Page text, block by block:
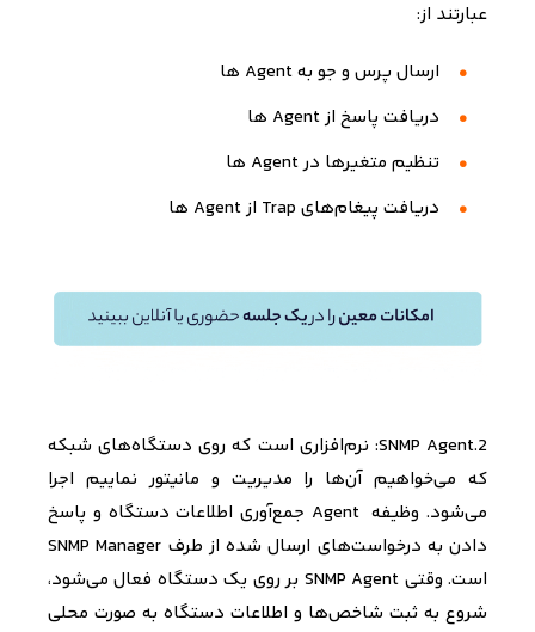
عبارتند از:
ارسال پرس و جو بهAgent ها
دریافت پاسخ ازAgent ها
تنظیم متغیرها درAgent ها
دریافت پیغام‌های Trap ازAgent ها
.2
SNMP Agent
: نرم‌افزاری است که روی دستگاه‌های شبکه
که می­‌خواهیم آن­‌ها را مدیریت و مانیتور نماییم اجرا
می‌شود. وظیفه Agent جمع‌آوری اطلاعات دستگاه و پاسخ
دادن به درخواست‌های ارسال شده از طرف SNMP Manager
است. وقتی SNMP Agent بر روی یک دستگاه فعال می‌شود،
شروع به ثبت شاخص‌ها و اطلاعات دستگاه به صورت محلی